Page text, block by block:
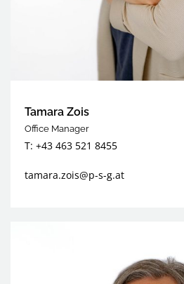
Tamara Zois
Office Manager
T: +43 463 521 8455
tamara.zois@p-s-g.at